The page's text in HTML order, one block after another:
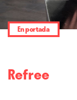
En portada
Refree